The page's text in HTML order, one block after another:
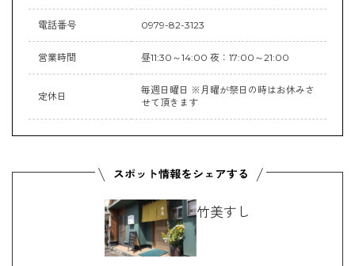
電話番号 0979-82-3123
営業時間 昼11:30～14:00 夜：17:00～21:00
定休日
毎週日曜日 ※月曜が祭日の時はお休みさ
せて頂きます
竹美すし